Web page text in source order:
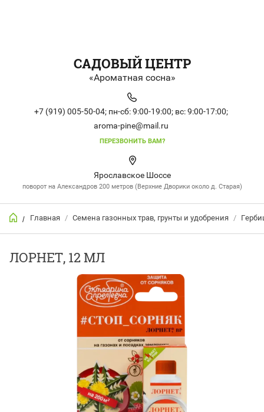
САДОВЫЙ ЦЕНТР
«Ароматная сосна»
+7 (919) 005-50-04; пн-сб: 9:00-19:00; вс: 9:00-17:00;
aroma-pine@mail.ru
ПЕРЕЗВОНИТЬ ВАМ?
Ярославское Шоссе
поворот на Александров 200 метров (Верхние Дворики около д. Старая)
/ Главная / Семена газонных трав, грунты и удобрения /
ЛОРНЕТ, 12 МЛ